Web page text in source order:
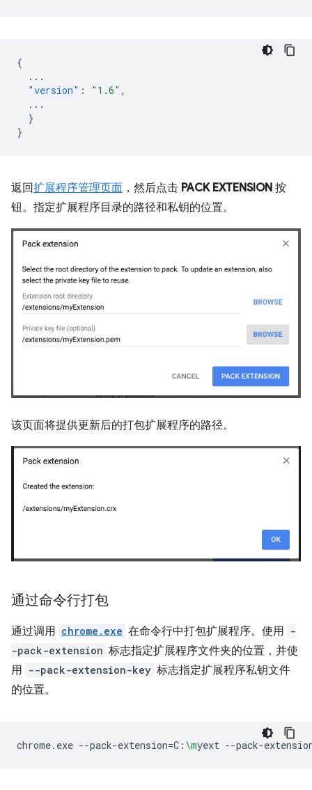
{
...
"version" : "1.6" ,
...
}
}
返回扩展程序管理页面 ，然后点击 PACK EXTENSION 按
钮。指定扩展程序目录的路径和私钥的位置。
该页面将提供更新后的打包扩展程序的路径。
通过命令行打包
通过调用 chrome.exe 在命令行中打包扩展程序。使用 -
-pack-extension 标志指定扩展程序文件夹的位置，并使
用 --pack-extension-key 标志指定扩展程序私钥文件
的位置。
chrome.exe --pack-extension=C: \myext --pack-